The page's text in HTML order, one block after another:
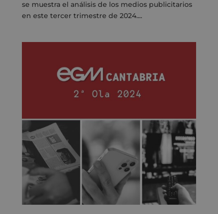
se muestra el análisis de los medios publicitarios
en este tercer trimestre de 2024....